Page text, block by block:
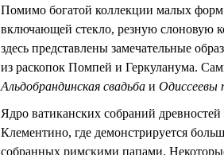
Помимо богатой коллекции малых форм
включающей стекло, резную слоновую
здесь представлены замечательные
из раскопок Помпей и Геркуланума.
Альдобрандинская свадьба и Одиссеевы
Ядро ватиканских собраний
Клементино, где демонстрируется
собранных римскими папами.